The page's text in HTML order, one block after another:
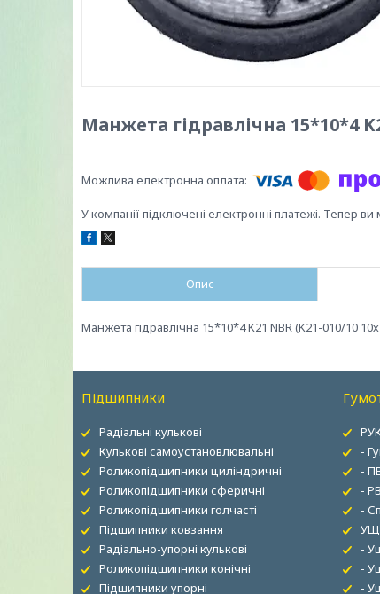
Манжета гідравлічна 15*10*4
У компанії підключені електронні платежі. Тепер
Опис
Манжета гідравлічна 15*10*4 K21 NBR (K21-010/10
Підшипники
Радіальні кулькові
Кулькові самоустановлювальні
Роликопідшипники циліндричні
Роликопідшипники сферичні
Роликопідшипники голчасті
Підшипники ковзання
Радіально-упорні кулькові
Роликопідшипники конічні
Підшипники упорні
-
-
-
-
-
-
-